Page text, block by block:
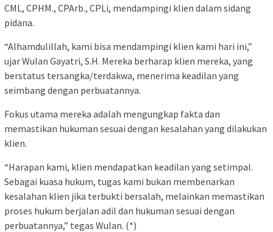
CML, CPHM., CPArb., CPLi, mendampingi klien dalam sidang
pidana.
“Alhamdulillah, kami bisa mendampingi klien kami hari ini,”
ujar Wulan Gayatri, S.H. Mereka berharap klien mereka, yang
berstatus tersangka/terdakwa, menerima keadilan yang
seimbang dengan perbuatannya.
Fokus utama mereka adalah mengungkap fakta dan
memastikan hukuman sesuai dengan kesalahan yang dilakukan
klien.
“Harapan kami, klien mendapatkan keadilan yang setimpal.
Sebagai kuasa hukum, tugas kami bukan membenarkan
kesalahan klien jika terbukti bersalah, melainkan memastikan
proses hukum berjalan adil dan hukuman sesuai dengan
perbuatannya,” tegas Wulan. (*)